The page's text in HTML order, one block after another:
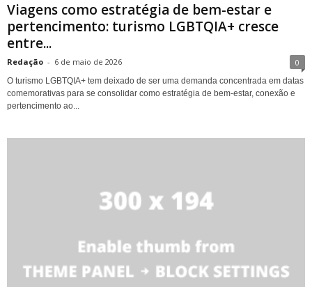
Viagens como estratégia de bem-estar e
pertencimento: turismo LGBTQIA+ cresce
entre...
Redação - 6 de maio de 2026 0
O turismo LGBTQIA+ tem deixado de ser uma demanda concentrada em datas
comemorativas para se consolidar como estratégia de bem-estar, conexão e
pertencimento ao...